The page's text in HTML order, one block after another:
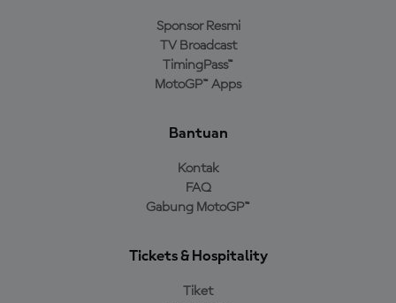
Sponsor Resmi
TV Broadcast
TimingPass™
MotoGP™ Apps
Bantuan
Kontak
FAQ
Gabung MotoGP™
Tickets & Hospitality
Tiket